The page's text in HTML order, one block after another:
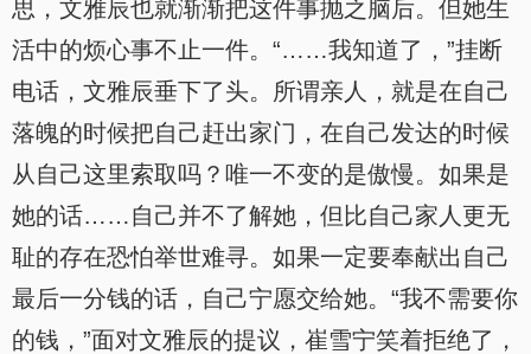
思，文雅辰也就渐渐把这件事抛之脑后。但她生
活中的烦心事不止一件。“……我知道了，”挂断
电话，文雅辰垂下了头。所谓亲人，就是在自己
落魄的时候把自己赶出家门，在自己发达的时候
从自己这里索取吗？唯一不变的是傲慢。如果是
她的话……自己并不了解她，但比自己家人更无
耻的存在恐怕举世难寻。如果一定要奉献出自己
最后一分钱的话，自己宁愿交给她。“我不需要你
的钱，”面对文雅辰的提议，崔雪宁笑着拒绝了，